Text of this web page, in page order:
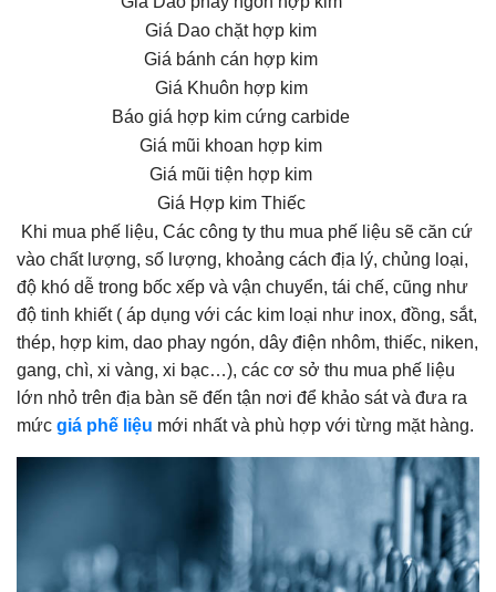
Giá Dao chặt hợp kim
Giá bánh cán hợp kim
Giá Khuôn hợp kim
Báo giá hợp kim cứng carbide
Giá mũi khoan hợp kim
Giá mũi tiện hợp kim
Giá Hợp kim Thiếc
Khi mua phế liệu, Các công ty thu mua phế liệu sẽ căn cứ
vào chất lượng, số lượng, khoảng cách địa lý, chủng loại,
độ khó dễ trong bốc xếp và vận chuyển, tái chế, cũng như
độ tinh khiết ( áp dụng với các kim loại như inox, đồng, sắt,
thép, hợp kim, dao phay ngón, dây điện nhôm, thiếc, niken,
gang, chì, xi vàng, xi bạc…), các cơ sở thu mua phế liệu
lớn nhỏ trên địa bàn sẽ đến tận nơi để khảo sát và đưa ra
mức giá phế liệu mới nhất và phù hợp với từng mặt hàng.